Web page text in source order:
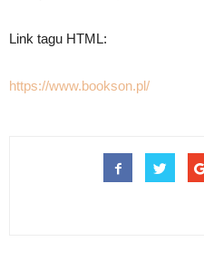
Link tagu HTML:
https://www.bookson.pl/